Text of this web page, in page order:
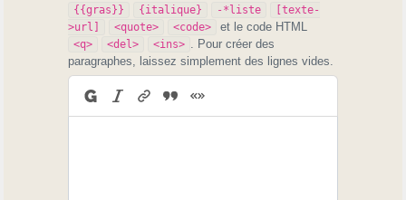
{{gras}} {italique} -*liste
[texte-
>url]
<quote> <code> et le code HTML
<q> <del> <ins>
. Pour créer des
paragraphes, laissez simplement des lignes vides.